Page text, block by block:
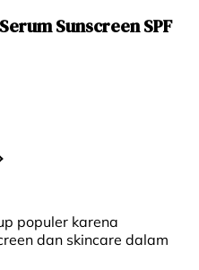
Sunscreen SPF
populer karena
dan skincare dalam